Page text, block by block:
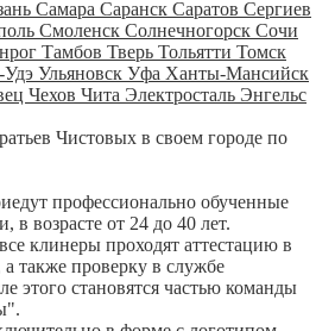
Самара Саранск Саратов Сергиев
Смоленск Солнечногорск Сочи
Тамбов Тверь Тольятти Томск
Удэ Ульяновск Уфа Ханты-Мансийск
Чехов Чита Электросталь Энгельс
Чистовых в своем городе по
профессионально обученные
в возрасте от 24 до 40 лет.
клинеры проходят аттестацию в
также проверку в службе
этого становятся частью команды